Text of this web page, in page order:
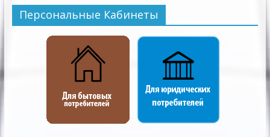
Персональные Кабинеты